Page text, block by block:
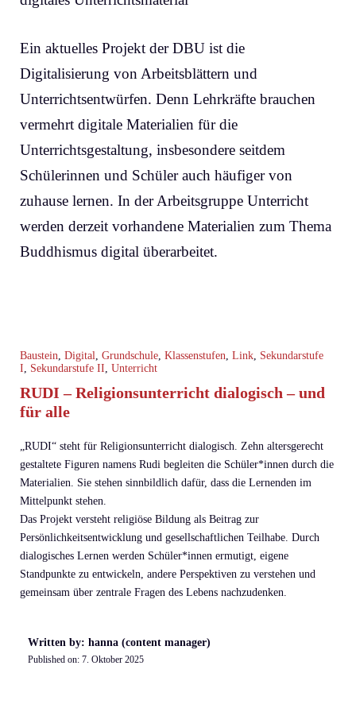
Ein aktuelles Projekt der DBU ist die
Digitalisierung von Arbeitsblättern und
Unterrichtsentwürfen. Denn Lehrkräfte brauchen
vermehrt digitale Materialien für die
Unterrichtsgestaltung, insbesondere seitdem
Schülerinnen und Schüler auch häufiger von
zuhause lernen. In der Arbeitsgruppe Unterricht
werden derzeit vorhandene Materialien zum Thema
Buddhismus digital überarbeitet.
Baustein Digital Grundschule Klassenstufen Link Sekundarstufe
I
Sekundarstufe II Unterricht
RUDI – Religionsunterricht dialogisch – und
für alle
„RUDI“ steht für Religionsunterricht dialogisch. Zehn altersgerecht
gestaltete Figuren namens Rudi begleiten die Schüler*innen durch die
Materialien. Sie stehen sinnbildlich dafür, dass die Lernenden im
Mittelpunkt stehen.
Das Projekt versteht religiöse Bildung als Beitrag zur
Persönlichkeitsentwicklung und gesellschaftlichen Teilhabe. Durch
dialogisches Lernen werden Schüler*innen ermutigt, eigene
Standpunkte zu entwickeln, andere Perspektiven zu verstehen und
gemeinsam über zentrale Fragen des Lebens nachzudenken.
Written by: hanna (content manager)
Published on: 7. Oktober 2025